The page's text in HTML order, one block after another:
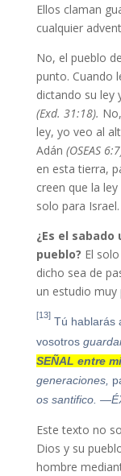
Ellos claman
cualquier
No, el pueblo
punto. Cuando
dictando su ley
(Exd. 31:18).
ley, yo veo al
Adán (OSEAS
en esta tierra,
creen que la ley
solo para Israel.
¿Es el
pueblo? El
dicho sea de
un estudio muy
[13]Tú hablarás
vosotros
SEÑAL entre
generaciones,
os santifico.
Este texto no
Dios y su
hombre